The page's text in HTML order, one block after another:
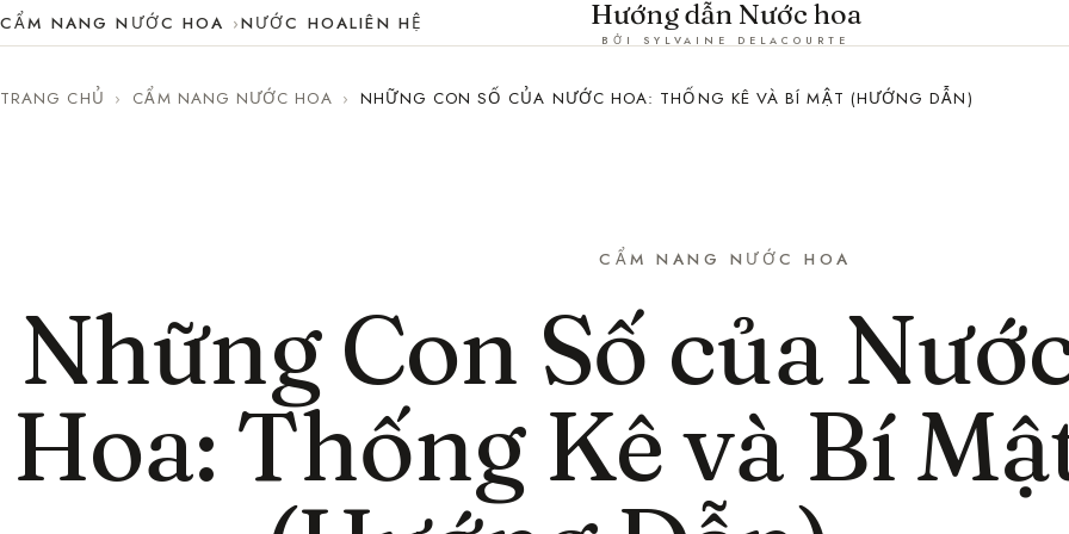
CẨM NANG NƯỚC HOA NƯỚC HOALIÊN HỆ Hướng dẫn Nước hoa
BỞI SYLVAINE DELACOURTE
TRANG CHỦ › CẨM NANG NƯỚC HOA › NHỮNG CON SỐ CỦA NƯỚC HOA: THỐNG KÊ VÀ BÍ MẬT (HƯỚNG DẪN)
CẨM NANG NƯỚC HOA
Những Con Số của
Hoa: Thống Kê và Bí